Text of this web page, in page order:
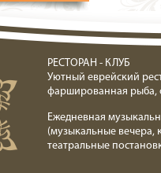
РЕСТОРАН - КЛУБ
Уютный еврейский
фаршированная
Ежедневная
(музыкальные вечера,
театральные